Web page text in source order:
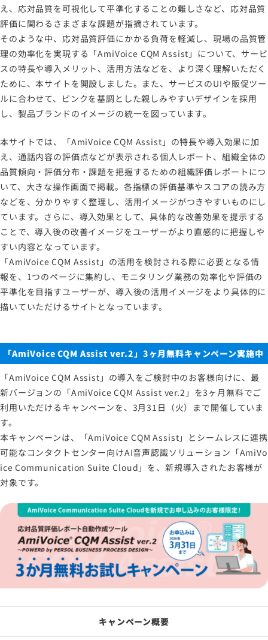
え、応対品質を可視化して平準化することの難しさなど、応対品質
評価に関わるさまざまな課題が指摘されています。
そのような中、応対品質評価にかかる負荷を軽減し、現場の品質管
理の効率化を実現する「AmiVoice CQM Assist」について、サービ
スの特長や導入メリット、活用方法などを、より深く理解いただく
ために、本サイトを開設しました。また、サービスのUIや販促ツー
ルに合わせて、ピンクを基調とした親しみやすいデザインを採用
し、製品ブランドのイメージの統一を図っています。
本サイトでは、「AmiVoice CQM Assist」の特長や導入効果に加
え、通話内容の評価点などが表示される個人レポート、組織全体の
品質傾向・評価分布・課題を把握するための組織評価レポートにつ
いて、大きな操作画面で掲載。各指標の評価基準やスコアの読み方
などを、分かりやすく整理し、活用イメージがつきやすいものにし
ています。さらに、導入効果として、具体的な改善効果を提示する
ことで、導入後の改善イメージをユーザーがより直感的に把握しや
すい内容となっています。
「AmiVoice CQM Assist」の活用を検討される際に必要となる情
報を、1つのページに集約し、モニタリング業務の効率化や評価の
平準化を目指すユーザーが、導入後の活用イメージをより具体的に
描いていただけるサイトとなっています。
「AmiVoice CQM Assist ver.2」3ヶ月無料キャンペーン実施中
「AmiVoice CQM Assist」の導入をご検討中のお客様向けに、最
新バージョンの「AmiVoice CQM Assist ver.2」を3ヶ月無料でご
利用いただけるキャンペーンを、3月31日（火）まで開催していま
す。
本キャンペーンは、「AmiVoice CQM Assist」とシームレスに連携
可能なコンタクトセンター向けAI音声認識ソリューション「AmiVo
ice Communication Suite Cloud」を、新規導入されたお客様が
対象です。
キャンペーン概要